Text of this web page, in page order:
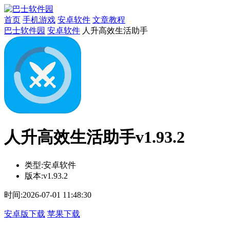
首页 手机游戏 安卓软件 文章教程
巴士软件园 安卓软件 人升高效生活助手
人升高效生活助手v1.93.2
类型:安卓软件
版本:v1.93.2
时间:2026-07-01 11:48:30
安卓版下载 苹果下载